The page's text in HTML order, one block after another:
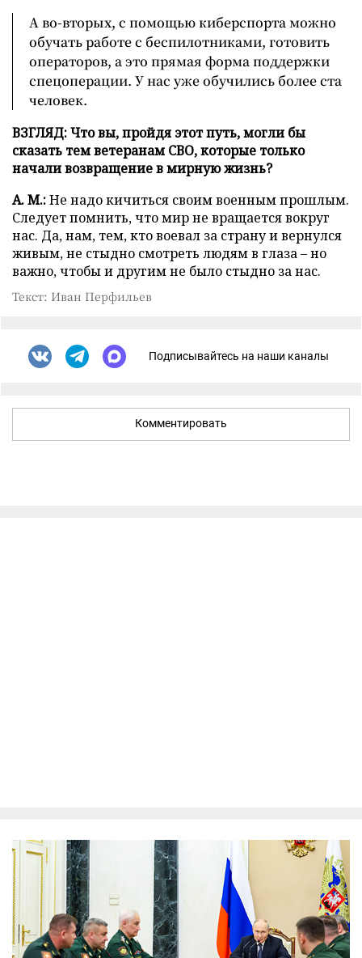
А во-вторых, с помощью киберспорта можно
обучать работе с беспилотниками, готовить
операторов, а это прямая форма поддержки
спецоперации. У нас уже обучились более ста
человек.
ВЗГЛЯД: Что вы, пройдя этот путь, могли бы
сказать тем ветеранам СВО, которые только
начали возвращение в мирную жизнь?
А. М.:Не надо кичиться своим военным прошлым.
Следует помнить, что мир не вращается вокруг
нас. Да, нам, тем, кто воевал за страну и вернулся
живым, не стыдно смотреть людям в глаза – но
важно, чтобы и другим не было стыдно за нас.
Текст: Иван Перфильев
Подписывайтесь на наши каналы
Комментировать